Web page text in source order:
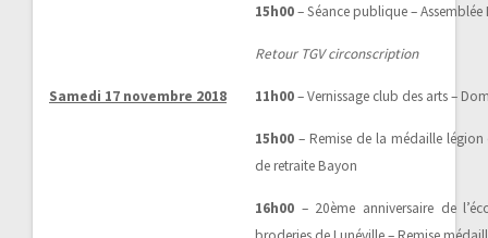
15h00– Séance publique –
Retour TGV circonscription
Samedi 17 novembre 2018 11h00– Vernissage club des arts –
15h00 – Remise de la médaille
de retraite Bayon
16h00 – 20ème anniversaire de